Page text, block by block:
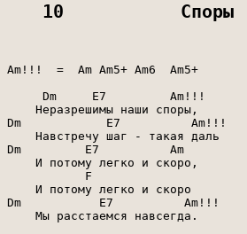
10           Споры
Am!!!  =  Am Am5+ Am6  Am5+
     Dm     E7         Am!!!
    Неразрешимы наши споры,
Dm            E7          Am!!!
    Навстречу шаг - такая даль
Dm         E7          Am
    И потому легко и скоро,
           F
    И потому легко и скоро
Dm           E7          Am!!!
    Мы расстаемся навсегда.